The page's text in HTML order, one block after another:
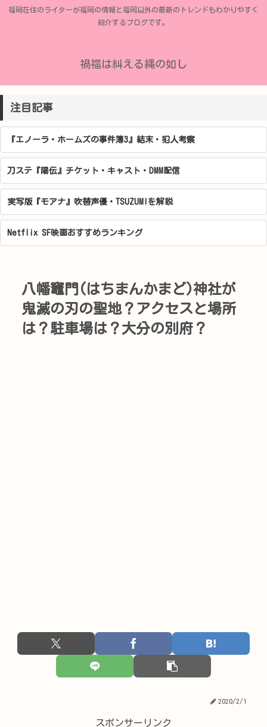
福岡在住のライターが福岡の情報と福岡以外の最新のトレンドもわかりやすく
紹介するブログです。
禍福は糾える縄の如し
注目記事
『エノーラ・ホームズの事件簿3』結末・犯人考察
刀ステ『陽伝』チケット・キャスト・DMM配信
実写版『モアナ』吹替声優・TSUZUMIを解説
Netflix SF映画おすすめランキング
八幡竈門(はちまんかまど)神社が
鬼滅の刃の聖地？アクセスと場所
は？駐車場は？大分の別府？
2020/2/1
スポンサーリンク